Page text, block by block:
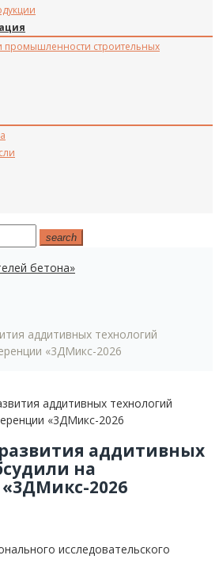
промышленности строительных
search
бетона»
аддитивных технологий
«3ДМикс-2026
аддитивных
на
2026
исследовательского